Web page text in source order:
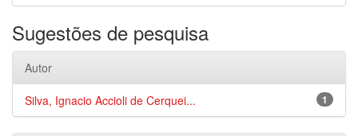
Sugestões de pesquisa
Autor
1
Silva, Ignacio Accioli de Cerquei...